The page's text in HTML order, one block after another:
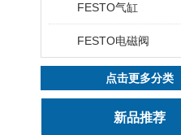
FESTO气缸
FESTO电磁阀
点击更多分类
新品推荐